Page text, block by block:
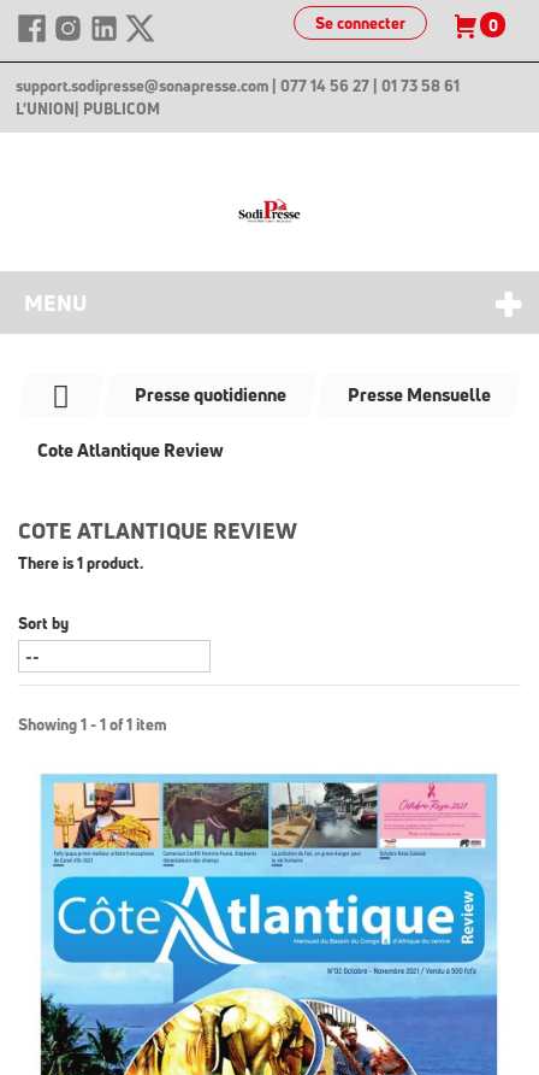
Se connecter 0
support.sodipresse@sonapresse.com | 077 14 56 27 | 01 73 58 61
L'UNION | PUBLICOM
MENU
Presse quotidienne Presse Mensuelle
Cote Atlantique Review
COTE ATLANTIQUE REVIEW
There is 1 product.
Sort by
Showing 1 - 1 of 1 item